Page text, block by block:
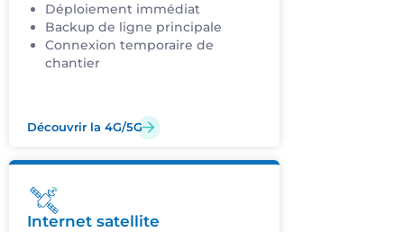
Déploiement immédiat
Backup de ligne principale
Connexion temporaire de
chantier
Découvrir la 4G/5G
Internet satellite